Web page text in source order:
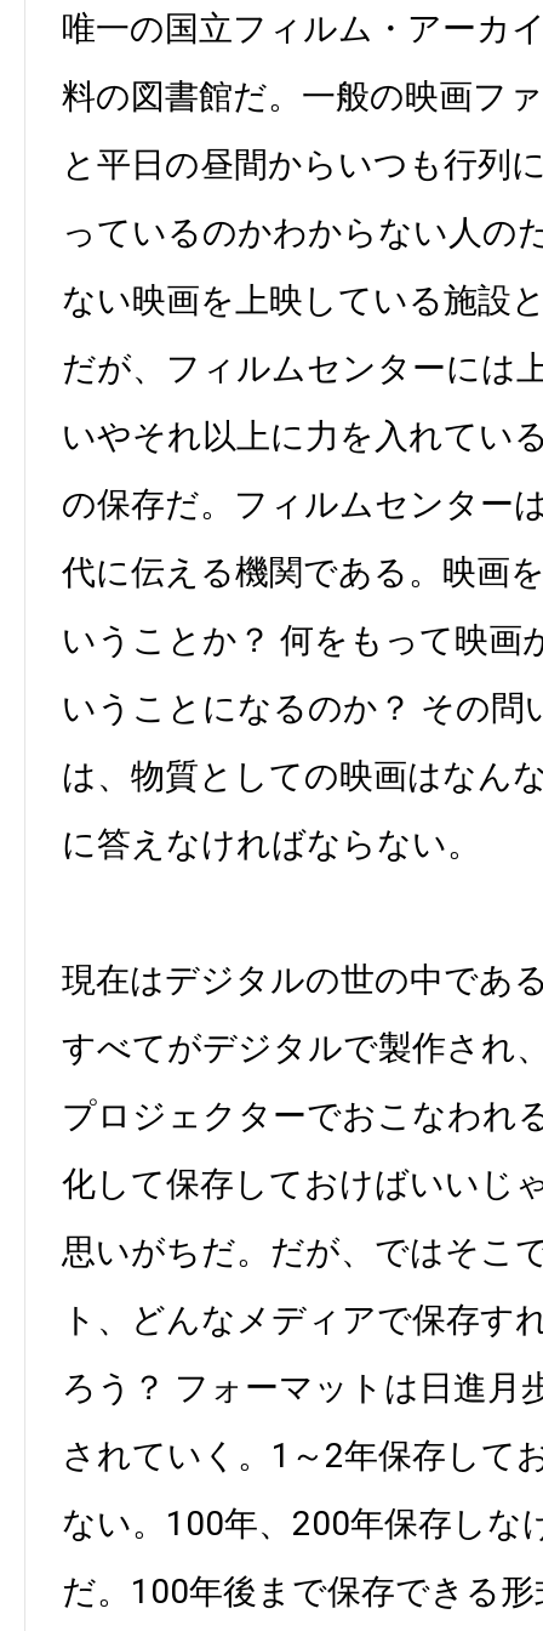
唯一の国立フィルム・アーカ
料の図書館だ。一般の映画フ
と平日の昼間からいつも行列
っているのかわからない人の
ない映画を上映している施設
だが、フィルムセンターには
いやそれ以上に力を入れてい
の保存だ。フィルムセンター
代に伝える機関である。映画
いうことか？ 何をもって映画
いうことになるのか？ その問
は、物質としての映画はなん
に答えなければならない。
現在はデジタルの世の中であ
すべてがデジタルで製作され
プロジェクターでおこなわれ
化して保存しておけばいいじ
思いがちだ。だが、ではそこ
ト、どんなメディアで保存す
ろう？ フォーマットは日進月
されていく。1～2年保存して
ない。100年、200年保存しな
だ。100年後まで保存できる